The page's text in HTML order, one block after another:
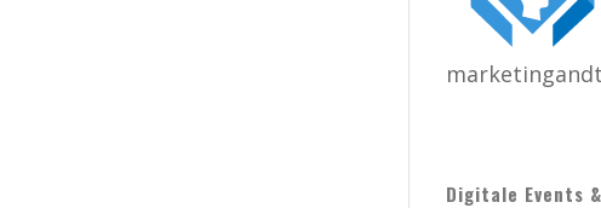
Digitale Events